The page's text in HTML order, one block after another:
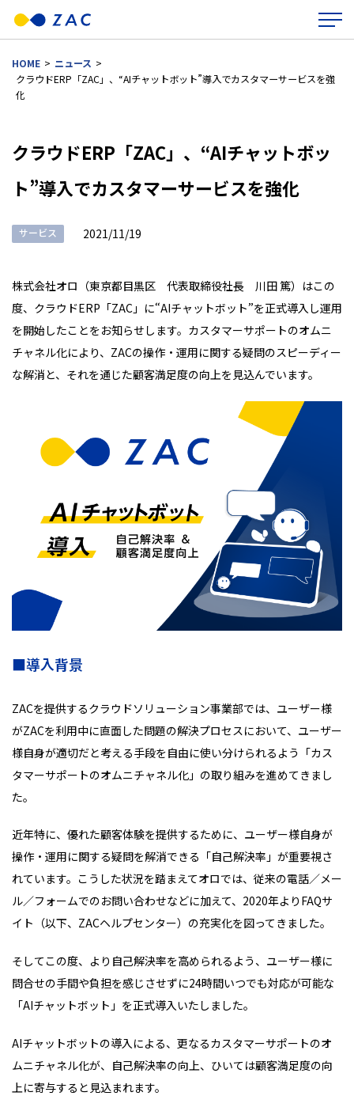
資料ダウンロード(無料)
お電話でのお問い合わせ
0120-973-866
HOME > ニュース >
クラウドERP「ZAC」、“AIチャットボット”導入でカスタマーサービスを強
化
クラウドERP「ZAC」、“AIチャットボッ
ト”導入でカスタマーサービスを強化
サービス 2021/11/19
株式会社オロ（東京都目黒区 代表取締役社長 川田 篤）はこの
度、クラウドERP「ZAC」に“AIチャットボット”を正式導入し運用
を開始したことをお知らせします。カスタマーサポートのオムニ
チャネル化により、ZACの操作・運用に関する疑問のスピーディー
な解消と、それを通じた顧客満足度の向上を見込んでいます。
■導入背景
ZACを提供するクラウドソリューション事業部では、ユーザー様
がZACを利用中に直面した問題の解決プロセスにおいて、ユーザー
様自身が適切だと考える手段を自由に使い分けられるよう「カス
タマーサポートのオムニチャネル化」の取り組みを進めてきまし
た。
近年特に、優れた顧客体験を提供するために、ユーザー様自身が
操作・運用に関する疑問を解消できる「自己解決率」が重要視さ
れています。こうした状況を踏まえてオロでは、従来の電話／メー
ル／フォームでのお問い合わせなどに加えて、2020年よりFAQサ
イト（以下、ZACヘルプセンター）の充実化を図ってきました。
そしてこの度、より自己解決率を高められるよう、ユーザー様に
問合せの手間や負担を感じさせずに24時間いつでも対応が可能な
「AIチャットボット」を正式導入いたしました。
AIチャットボットの導入による、更なるカスタマーサポートのオ
ムニチャネル化が、自己解決率の向上、ひいては顧客満足度の向
上に寄与すると見込まれます。